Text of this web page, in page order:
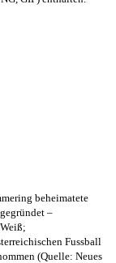
beheimatete
–
Fussball
(Quelle: Neues